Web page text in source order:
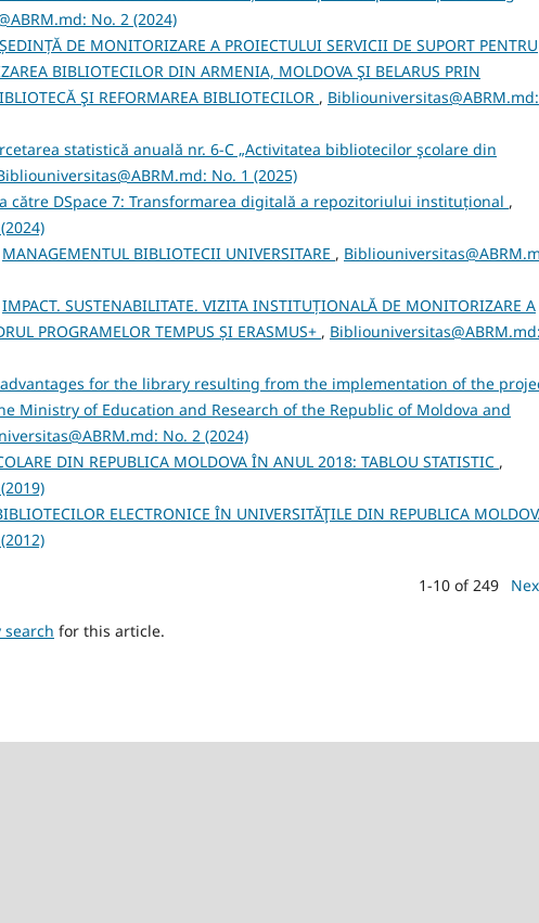
No. 2 (2024)
DE MONITORIZARE A PROIECTULUI SERVICII DE SUPORT PENTRU
BIBLIOTECILOR DIN ARMENIA, MOLDOVA ŞI BELARUS PRIN
ŞI REFORMAREA BIBLIOTECILOR , Bibliouniversitas@ABRM.md:
statistică anuală nr. 6-C „Activitatea bibliotecilor şcolare din
No. 1 (2025)
către DSpace 7: Transformarea digitală a repozitoriului instituțional ,
MANAGEMENTUL BIBLIOTECII UNIVERSITARE ,
IMPACT. SUSTENABILITATE. VIZITA INSTITUȚIONALĂ DE MONITORIZARE A
PROGRAMELOR TEMPUS ȘI ERASMUS+ , Bibliouniversitas@ABRM.md:
for the library resulting from the implementation of the
Ministry of Education and Research of the Republic of Moldova and
No. 2 (2024)
DIN REPUBLICA MOLDOVA ÎN ANUL 2018: TABLOU STATISTIC ,
ELECTRONICE ÎN UNIVERSITĂŢILE DIN REPUBLICA
1-10 of 249
for this article.